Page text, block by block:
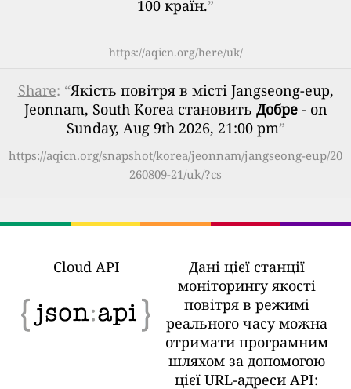
100 країн.”
https://aqicn.org/here/uk/
Share: “Якість повітря в місті Jangseong-eup,
Jeonnam, South Korea становить Добре- on
Sunday, Aug 9th 2026, 21:00 pm”
https://aqicn.org/snapshot/korea/jeonnam/jangseong-eup/20
260809-21/uk/?cs
Cloud API
Дані цієї станції
моніторингу якості
повітря в режимі
реального часу можна
отримати програмним
шляхом за допомогою
цієї URL-адреси API: